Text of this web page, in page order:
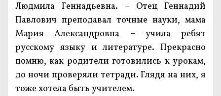
Людмила Геннадьевна. – Отец Геннадий
Павлович преподавал точные науки, мама
Мария Александровна – учила ребят
русскому языку и литературе. Прекрасно
помню, как родители готовились к урокам,
до ночи проверяли тетради. Глядя на них, я
тоже хотела быть учителем.